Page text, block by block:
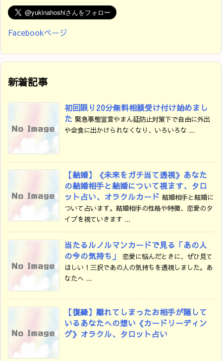
Facebookページ
新着記事
初回限り20分無料相談受け付け始めまし
た 緊急事態宣言やまん延防止対策下で自由に外出
や会食に出かけられなくなり、いろいろな ...
【結婚】《未来をガチ当て透視》あなた
の結婚相手と結婚について視ます、タロ
ット占い、オラクルカード 結婚相手と結婚に
ついて占います。結婚相手の性格や特徴、恋愛のタ
イプを視ていきます ...
当たるルノルマンカードで見る「あの人
の今の気持ち」
恋愛に悩んだときに、ぜひ見て
ほしい！三択であの人の気持ちを透視しました。あ
なたへ ...
【復縁】離れてしまったお相手が隠して
いるあなたへの想い《カードリーディン
グ》オラクル、タロット占い